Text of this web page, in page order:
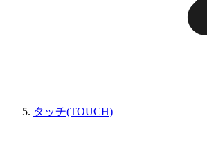
タッチ(TOUCH)